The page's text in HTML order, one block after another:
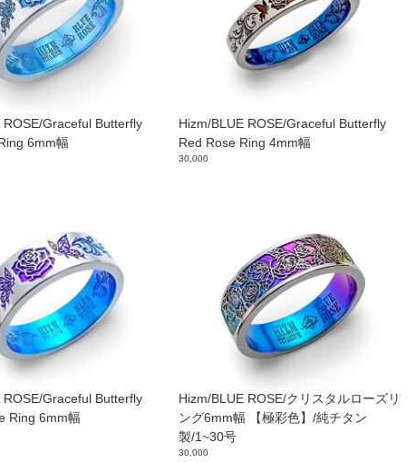
ROSE/Graceful Butterfly
6mm幅
Hizm/BLUE ROSE/Graceful Butterfly
Red Rose Ring 4mm幅
30,000
ROSE/Graceful Butterfly
Ring 6mm幅
Hizm/BLUE ROSE/クリスタルローズリ
ング6mm幅 【極彩色】/純チタン
製/1~30号
30,000